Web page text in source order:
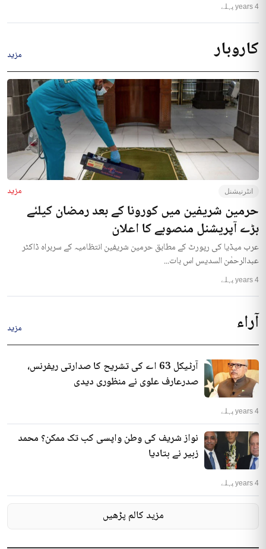
4 years پہلے
کاروبار مزید
انٹرنیشنل مزید
حرمین شریفین میں کورونا کے بعد رمضان کیلئے
بڑے آپریشنل منصوبے کا اعلان
عرب میڈیا کی رپورٹ کے مطابق حرمین شریفین انتظامیہ کے سربراہ ڈاکٹر
عبدالرحمٰن السدیس اس بات...
4 years پہلے
آراء مزید
آرٹیکل 63 اے کی تشریح کا صدارتی ریفرنس،
صدرعارف علوی نے منظوری دیدی
4 years پہلے
نواز شریف کی وطن واپسی کب تک ممکن؟ محمد
زبیر نے بتادیا
4 years پہلے
مزید کالم پڑھیں